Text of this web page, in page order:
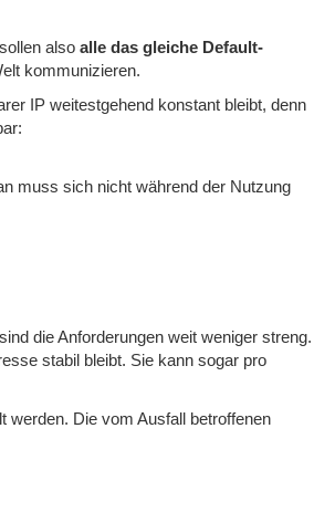
also alle das gleiche Default-
kommunizieren.
IP weitestgehend konstant bleibt, denn
muss sich nicht während der Nutzung
die Anforderungen weit weniger streng.
stabil bleibt. Sie kann sogar pro
werden. Die vom Ausfall betroffenen